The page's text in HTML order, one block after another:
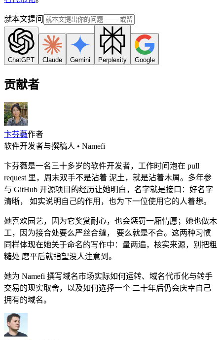
就本文提问
ChatGPT Claude Gemini Perplexity Google
贡献者
卞芬薇作者
软件开发者与撰稿人 • Namefi
卞芬薇是一名三十多岁的软件开发者，工作时间泡在 pull
request 里，周末双手不是沾着 泥土，就是沾着木屑。多年参
与 GitHub 开源项目的经历让她明白，名字就是接口：好名字
清晰， 如实说明自己的作用，也为下一位使用它的人着想。
她喜欢园艺，因为它奖赏耐心，也会惩罚一厢情愿；她也做木
工，因为接合处要么严丝合缝， 要么就是不合。这两种习惯
同样体现在她关于命名的写作中：量两遍，核实来源，别把粗
糙处 磨平后就指望没人注意到。
她为 Namefi 撰写域名市场实际如何运转、域名代币化与转手
交易的现实取舍，以及如何选择一个 二十年后仍会庆幸自己
拥有的域名。